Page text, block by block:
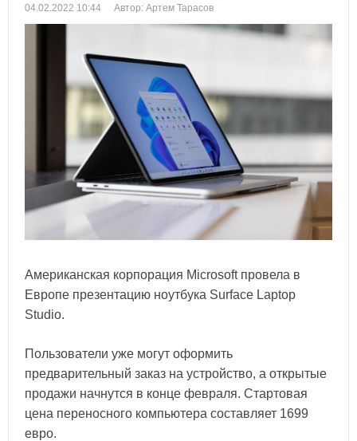
04.02.2022 10:44 Автор: Артем Тарасов
Американская корпорация Microsoft провела в
Европе презентацию ноутбука Surface Laptop
Studio.
Пользователи уже могут оформить
предварительный заказ на устройство, а открытые
продажи начнутся в конце февраля. Стартовая
цена переносного компьютера составляет 1699
евро.